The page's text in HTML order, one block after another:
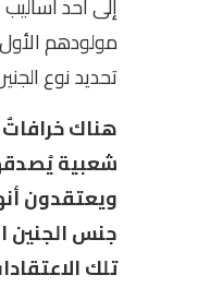
مولودهم
تحديد نوع
هناك
شعبية
ويعتقدون
جنس الجنين
تلك